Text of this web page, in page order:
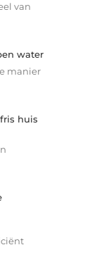
van
water
manier
huis